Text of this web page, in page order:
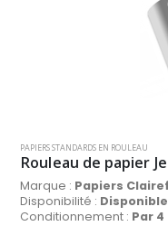
PAPIERS STANDARDS EN ROULEAU
Marque : Papiers
Disponibilité :
Conditionnement : Par 4